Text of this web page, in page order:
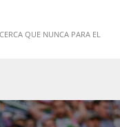
QUE NUNCA PARA EL